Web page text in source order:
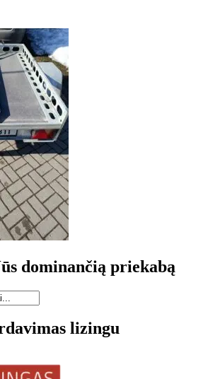
dominančią priekabą
lizingu